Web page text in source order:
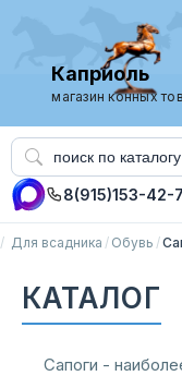
Каприоль
магазин конных
8(915)153-42-
Для всадника Обувь
КАТАЛОГ
Сапоги -